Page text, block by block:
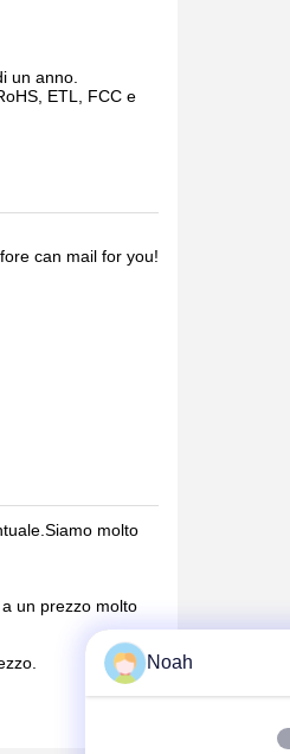
un anno.
ETL, FCC e
can mail for you!
molto
un prezzo molto
Noah